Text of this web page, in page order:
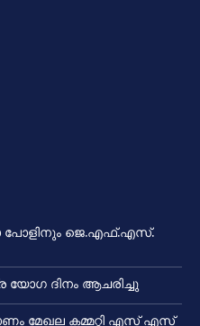
പോളിനും ജെ.എഫ്.എസ്.
യോഗ ദിനം ആചരിച്ചു
മേഖല കമ്മറ്റി എസ് എസ്